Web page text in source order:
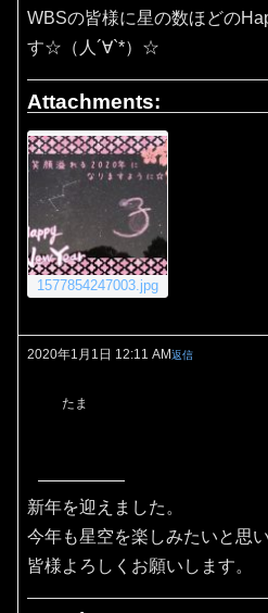
WBSの皆様に星の数ほどの
す☆（人´∀`*）☆
Attachments:
1577854247003.jpg
2020年1月1日 12:11 AM返信
たま
新年を迎えました。
今年も星空を楽しみたいと思い
皆様よろしくお願いします。